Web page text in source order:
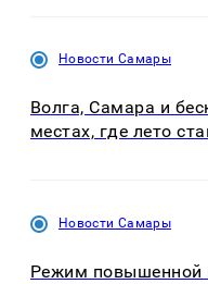
Новости Самары
Волга, Самара и
местах, где лето
Новости Самары
Режим повышенной